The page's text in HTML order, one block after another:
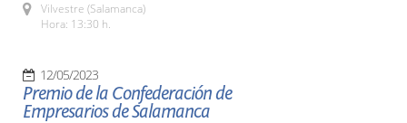
Vilvestre (Salamanca)
Hora: 13:30 h.
12/05/2023
Premio de la Confederación de
Empresarios de Salamanca